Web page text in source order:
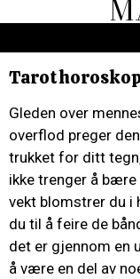
Gleden over
overflod preger
trukket for ditt
ikke trenger å bære
vekt blomstrer du i
du til å feire de
det er gjennom en
å være en del av